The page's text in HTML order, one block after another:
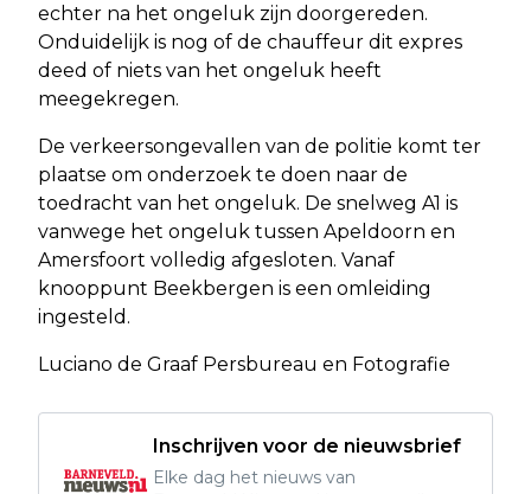
echter na het ongeluk zijn doorgereden.
Onduidelijk is nog of de chauffeur dit expres
deed of niets van het ongeluk heeft
meegekregen.
De verkeersongevallen van de politie komt ter
plaatse om onderzoek te doen naar de
toedracht van het ongeluk. De snelweg A1 is
vanwege het ongeluk tussen Apeldoorn en
Amersfoort volledig afgesloten. Vanaf
knooppunt Beekbergen is een omleiding
ingesteld.
Luciano de Graaf Persbureau en Fotografie
Inschrijven voor de nieuwsbrief
Elke dag het nieuws van